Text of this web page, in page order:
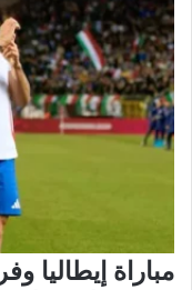
مباراة إيطاليا